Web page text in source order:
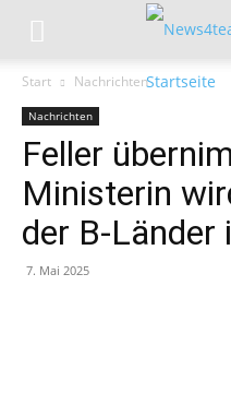
Start Nachrichten
Nachrichten
Feller
Ministerin
der B-Länder
7. Mai 2025